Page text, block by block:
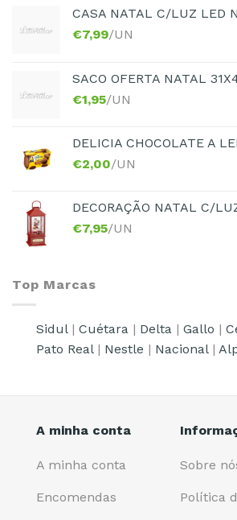
CASA NATAL C/LUZ LED
€7,99/UN
SACO OFERTA NATAL
€1,95/UN
DELICIA CHOCOLATE A
€2,00/UN
DECORAÇÃO NATAL C/
€7,95/UN
Top Marcas
Sidul| Cuétara | Delta | Gallo |
Pato Real| Nestle | Nacional|
A minha conta
A minha conta
Encomendas
Sobre
Política